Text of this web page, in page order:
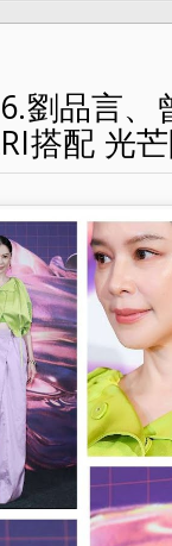
、張榕容四大女星接
劉品言
搭配 光